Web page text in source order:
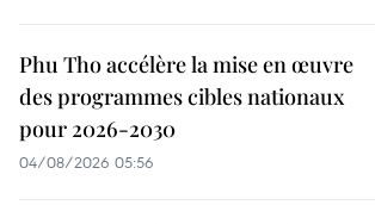
Phu Tho accélère la mise en œuvre
des programmes cibles nationaux
pour 2026-2030
04/08/2026 05:56